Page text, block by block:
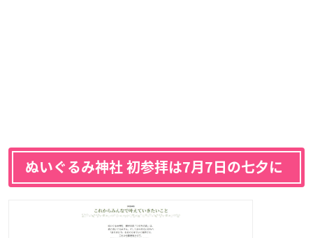
ぬいぐるみ神社 初参拝は7月7日の七夕に